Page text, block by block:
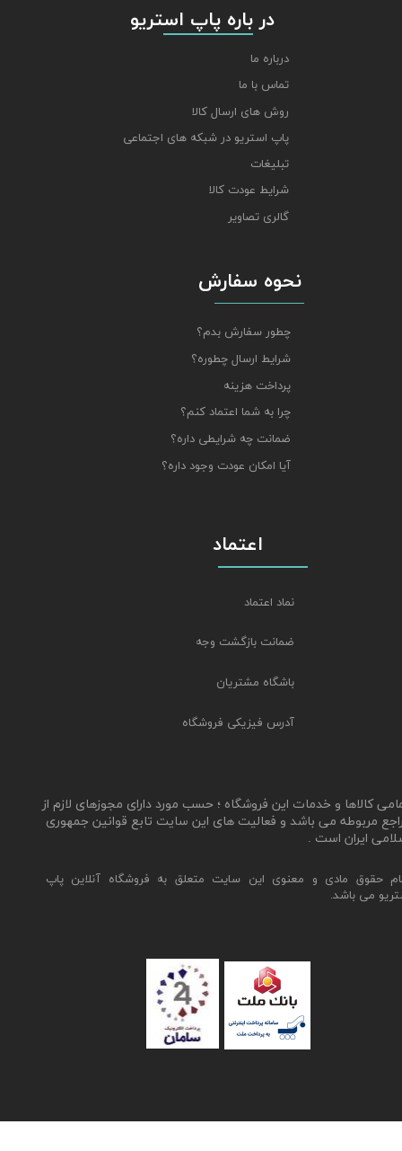
نحوه سفارش
چطور سفارش بدم؟
شرایط ارسال چطوره؟
پرداخت هزینه
چرا به شما اعتماد کنم؟
ضمانت چه شرایطی داره؟
آیا امکان عودت وجود داره؟
حقوق مادی و معنوی این سایت متعلق به فروشگاه آنلاین پاپ
می باشد.
اعتماد
نماد اعتماد
ضمانت بازگشت وجه
باشگاه مشتریان
آدرس فیزیکی فروشگاه
​​​​​​​ در باره پاپ استریو
درباره ما
تماس با ما
روش های ارسال کالا
پاپ استریو در شبکه های اجتماعی
تبلیغات
شرایط عودت کالا
گالری تصاویر
کالاها و خدمات این فروشگاه ؛ حسب مورد دارای مجوزهای لازم از
مربوطه می باشد و فعالیت های این سایت تابع قوانین جمهوری
ایران است .